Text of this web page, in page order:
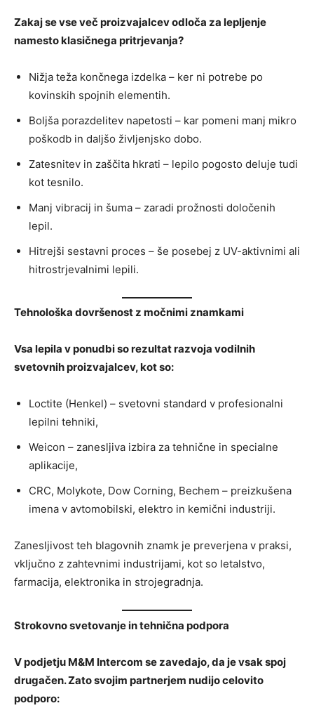
Zakaj se vse več proizvajalcev odloča za lepljenje
namesto klasičnega pritrjevanja?
Nižja teža končnega izdelka – ker ni potrebe po
kovinskih spojnih elementih.
Boljša porazdelitev napetosti – kar pomeni manj mikro
poškodb in daljšo življenjsko dobo.
Zatesnitev in zaščita hkrati – lepilo pogosto deluje tudi
kot tesnilo.
Manj vibracij in šuma – zaradi prožnosti določenih
lepil.
Hitrejši sestavni proces – še posebej z UV-aktivnimi ali
hitrostrjevalnimi lepili.
Tehnološka dovršenost z močnimi znamkami
Vsa lepila v ponudbi so rezultat razvoja vodilnih
svetovnih proizvajalcev, kot so:
Loctite (Henkel) – svetovni standard v profesionalni
lepilni tehniki,
Weicon – zanesljiva izbira za tehnične in specialne
aplikacije,
CRC, Molykote, Dow Corning, Bechem – preizkušena
imena v avtomobilski, elektro in kemični industriji.
Zanesljivost teh blagovnih znamk je preverjena v praksi,
vključno z zahtevnimi industrijami, kot so letalstvo,
farmacija, elektronika in strojegradnja.
Strokovno svetovanje in tehnična podpora
V podjetju M&M Intercom se zavedajo, da je vsak spoj
drugačen. Zato svojim partnerjem nudijo celovito
podporo: